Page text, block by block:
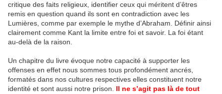
critique des faits religieux, identifier ceux qui méritent d’êtres
remis en question quand ils sont en contradiction avec les
Lumières, comme par exemple le mythe d’Abraham. Définir ainsi
clairement comme Kant la limite entre foi et savoir. La foi étant
au-delà de la raison.
Un chapitre du livre évoque notre capacité à supporter les
offenses en effet nous sommes tous profondément ancrés,
formatés dans nos cultures respectives elles constituent notre
identité et sont aussi notre prison. Il ne s’agit pas là de tout